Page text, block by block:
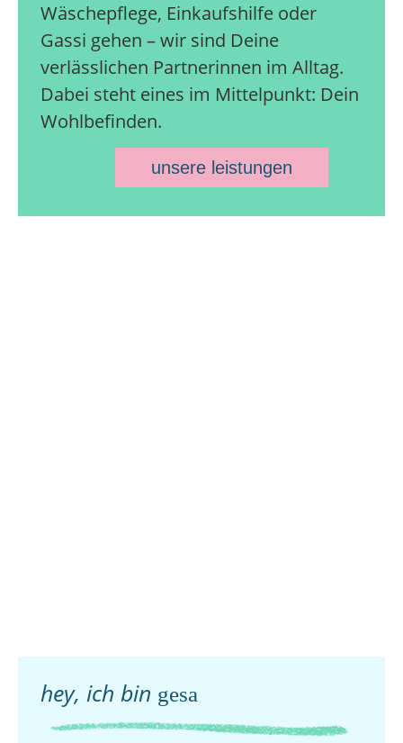
Wäschepflege, Einkaufshilfe oder
Gassi gehen – wir sind Deine
verlässlichen Partnerinnen im Alltag.
Dabei steht eines im Mittelpunkt: Dein
Wohlbefinden.
unsere leistungen
hey, ich bin gesa